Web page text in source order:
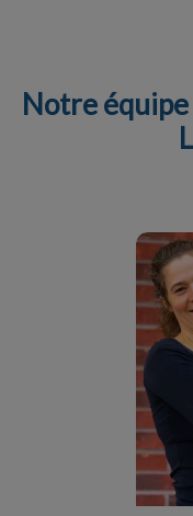
Notre
Dre